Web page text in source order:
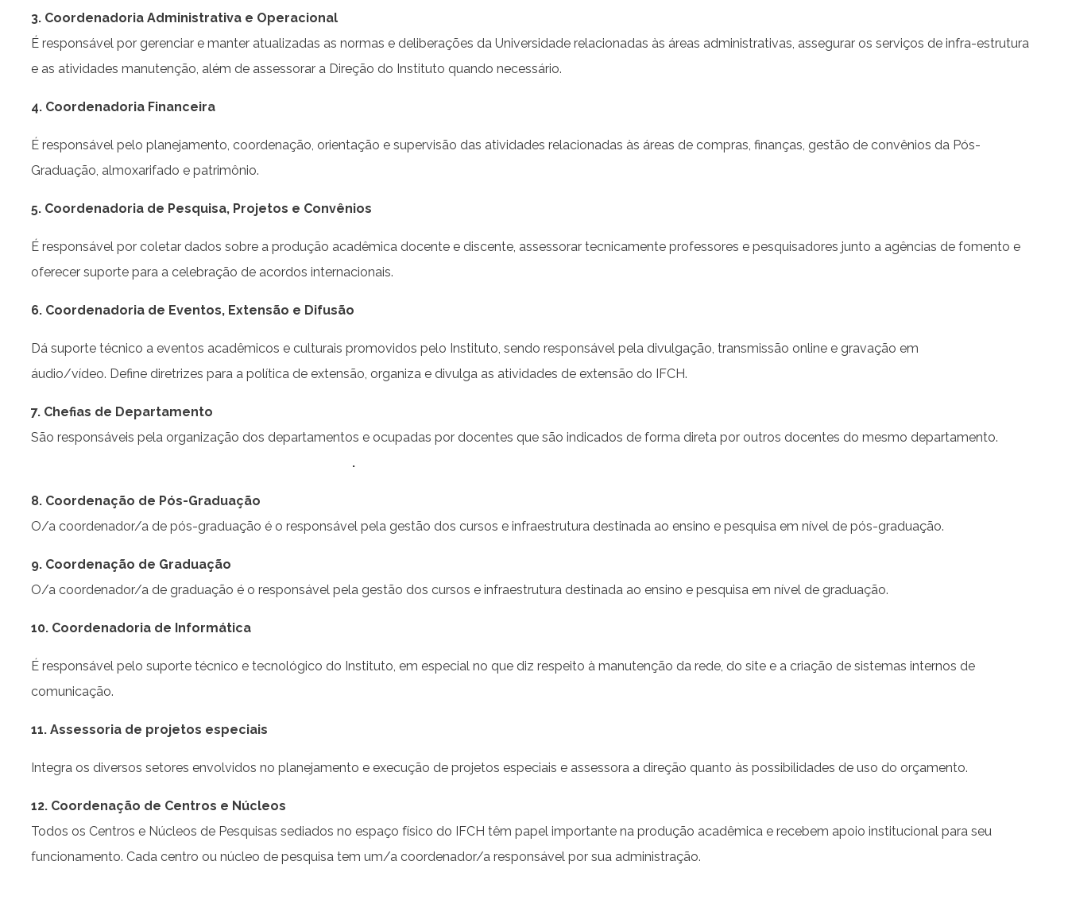
3. Coordenadoria Administrativa e Operacional
É responsável por gerenciar e manter atualizadas as normas e deliberações da Universidade relacionadas às áreas administrativas, assegurar os serviços de infra-estrutura
e as atividades manutenção, além de assessorar a Direção do Instituto quando necessário.
4. Coordenadoria Financeira
É responsável pelo planejamento, coordenação, orientação e supervisão das atividades relacionadas às áreas de compras, finanças, gestão de convênios da Pós-
Graduação, almoxarifado e patrimônio.
5. Coordenadoria de Pesquisa, Projetos e Convênios
É responsável por coletar dados sobre a produção acadêmica docente e discente, assessorar tecnicamente professores e pesquisadores junto a agências de fomento e
oferecer suporte para a celebração de acordos internacionais.
6. Coordenadoria de Eventos, Extensão e Difusão
Dá suporte técnico a eventos acadêmicos e culturais promovidos pelo Instituto, sendo responsável pela divulgação, transmissão online e gravação em
áudio/vídeo. Define diretrizes para a política de extensão, organiza e divulga as atividades de extensão do IFCH.
7. Chefias de Departamento
São responsáveis pela organização dos departamentos e ocupadas por docentes que são indicados de forma direta por outros docentes do mesmo departamento.
.
8. Coordenação de Pós-Graduação
O/a coordenador/a de pós-graduação é o responsável pela gestão dos cursos e infraestrutura destinada ao ensino e pesquisa em nível de pós-graduação.
9. Coordenação de Graduação
O/a coordenador/a de graduação é o responsável pela gestão dos cursos e infraestrutura destinada ao ensino e pesquisa em nível de graduação.
10. Coordenadoria de Informática
É responsável pelo suporte técnico e tecnológico do Instituto, em especial no que diz respeito à manutenção da rede, do site e a criação de sistemas internos de
comunicação.
11. Assessoria de projetos especiais
Integra os diversos setores envolvidos no planejamento e execução de projetos especiais e assessora a direção quanto às possibilidades de uso do orçamento.
12. Coordenação de Centros e Núcleos
Todos os Centros e Núcleos de Pesquisas sediados no espaço físico do IFCH têm papel importante na produção acadêmica e recebem apoio institucional para seu
funcionamento. Cada centro ou núcleo de pesquisa tem um/a coordenador/a responsável por sua administração.